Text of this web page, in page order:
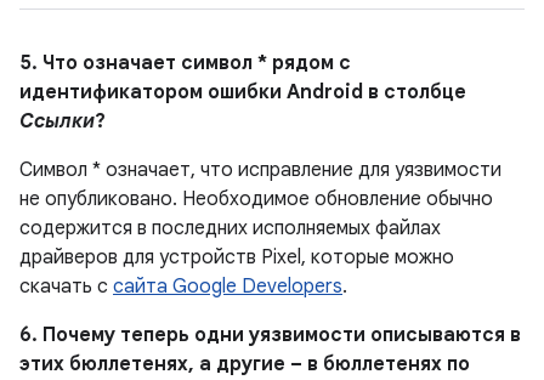
5. Что означает символ * рядом с
идентификатором ошибки Android в столбце
Ссылки?
Символ * означает, что исправление для уязвимости
не опубликовано. Необходимое обновление обычно
содержится в последних исполняемых файлах
драйверов для устройств Pixel, которые можно
скачать с сайта Google Developers.
6. Почему теперь одни уязвимости описываются в
этих бюллетенях, а другие – в бюллетенях по